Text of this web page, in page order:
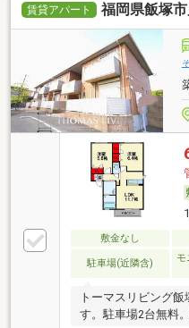
賃貸アパート 福岡県飯塚
敷金なし
駐車場(近隣含)
モ
トーマスリビング
す。駐車場2台無料